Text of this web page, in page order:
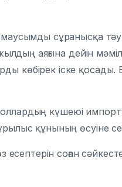
сұранысқа
аяғына дейін
іске қосады.
Доллардың күшеюі
құнының өсуіне
соған